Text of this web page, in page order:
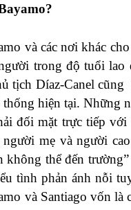
và các nơi khác
trong độ tuổi
tịch Díaz-Canel
thống hiện tại. Những
đối mặt trực tiếp
mẹ và người
không thể đến
tình phản ánh nỗi
và Santiago vốn là